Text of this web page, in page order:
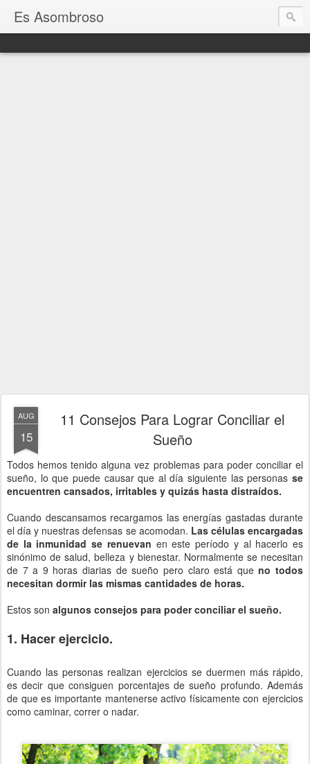
Es Asombroso
AUG
15
11 Consejos Para Lograr Conciliar el
Sueño
Todos hemos tenido alguna vez problemas para poder conciliar el
sueño, lo que puede causar que al día siguiente las personas se
encuentren cansados, irritables y quizás hasta distraídos.
Cuando descansamos recargamos las energías gastadas durante
el día y nuestras defensas se acomodan. Las células encargadas
de la inmunidad se renuevan en este período y al hacerlo es
sinónimo de salud, belleza y bienestar. Normalmente se necesitan
de 7 a 9 horas diarias de sueño pero claro está queno todos
necesitan dormir las mismas cantidades de horas.
Estos son algunos consejos para poder conciliar el sueño.
1. Hacer ejercicio.
Cuando las personas realizan ejercicios se duermen más rápido,
es decir que consiguen porcentajes de sueño profundo. Además
de que es importante mantenerse activo físicamente con ejercicios
como caminar, correr o nadar.